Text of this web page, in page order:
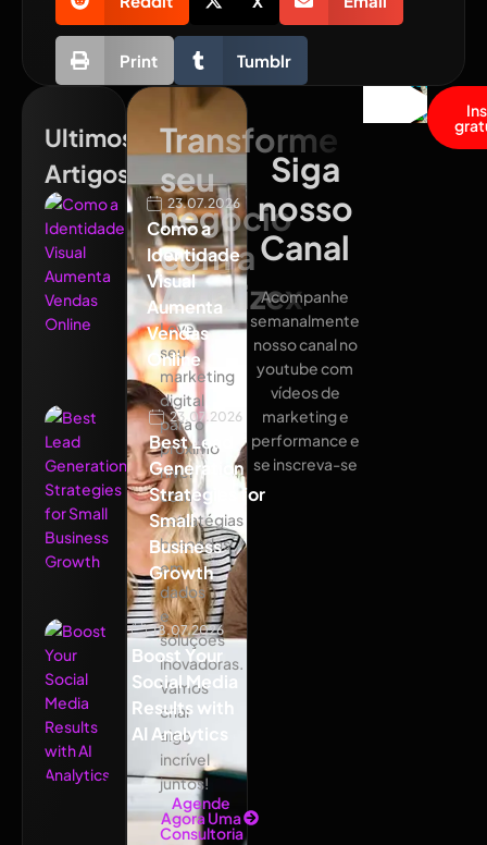
Ultimos
Artigos
23.07.2026
Como a
Identidade
Visual
Aumenta
Vendas
Online
23.07.2026
Best Lead
Generation
Strategies for
Small
Business
Growth
18.07.2026
Boost Your
Social Media
Results with
AI Analytics
Transforme
seu
negócio
com a
Atualizex
Leve
seu
marketing
digital
para o
próximo
nível
com
estratégias
baseadas
em
dados
e
soluções
inovadoras.
Vamos
criar
algo
incrível
juntos!
Agende
Agora Uma
Consultoria
Siga
nosso
Canal
Acompanhe
semanalmente
nosso canal no
youtube com
vídeos de
marketing e
performance e
se inscreva-se
Print Tumblr